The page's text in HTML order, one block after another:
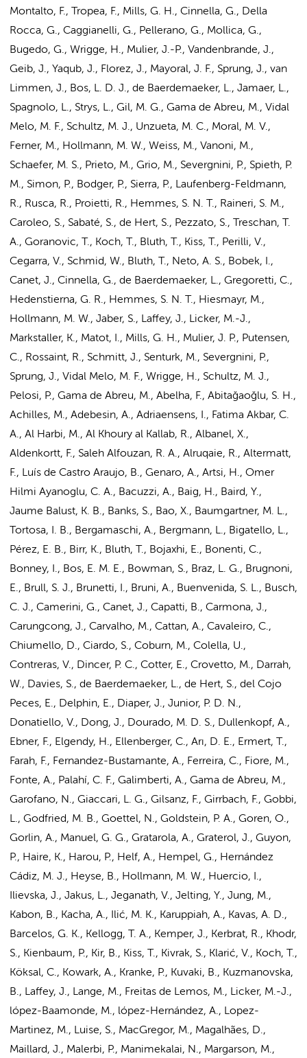
Montalto, F., Tropea, F., Mills, G. H., Cinnella, G., Della
Rocca, G., Caggianelli, G., Pellerano, G., Mollica, G.,
Bugedo, G., Wrigge, H., Mulier, J.-P., Vandenbrande, J.,
Geib, J., Yaqub, J., Florez, J., Mayoral, J. F., Sprung, J., van
Limmen, J., Bos, L. D. J., de Baerdemaeker, L., Jamaer, L.,
Spagnolo, L., Strys, L., Gil, M. G., Gama de Abreu, M., Vidal
Melo, M. F., Schultz, M. J., Unzueta, M. C., Moral, M. V.,
Ferner, M., Hollmann, M. W., Weiss, M., Vanoni, M.,
Schaefer, M. S., Prieto, M., Grio, M., Severgnini, P., Spieth, P.
M., Simon, P., Bodger, P., Sierra, P., Laufenberg-Feldmann,
R., Rusca, R., Proietti, R., Hemmes, S. N. T., Raineri, S. M.,
Caroleo, S., Sabaté, S., de Hert, S., Pezzato, S., Treschan, T.
A., Goranovic, T., Koch, T., Bluth, T., Kiss, T., Perilli, V.,
Cegarra, V., Schmid, W., Bluth, T., Neto, A. S., Bobek, I.,
Canet, J., Cinnella, G., de Baerdemaeker, L., Gregoretti, C.,
Hedenstierna, G. R., Hemmes, S. N. T., Hiesmayr, M.,
Hollmann, M. W., Jaber, S., Laffey, J., Licker, M.-J.,
Markstaller, K., Matot, I., Mills, G. H., Mulier, J. P., Putensen,
C., Rossaint, R., Schmitt, J., Senturk, M., Severgnini, P.,
Sprung, J., Vidal Melo, M. F., Wrigge, H., Schultz, M. J.,
Pelosi, P., Gama de Abreu, M., Abelha, F., Abitağaoğlu, S. H.,
Achilles, M., Adebesin, A., Adriaensens, I., Fatima Akbar, C.
A., Al Harbi, M., Al Khoury al Kallab, R., Albanel, X.,
Aldenkortt, F., Saleh Alfouzan, R. A., Alruqaie, R., Altermatt,
F., Luís de Castro Araujo, B., Genaro, A., Artsi, H., Omer
Hilmi Ayanoglu, C. A., Bacuzzi, A., Baig, H., Baird, Y.,
Jaume Balust, K. B., Banks, S., Bao, X., Baumgartner, M. L.,
Tortosa, I. B., Bergamaschi, A., Bergmann, L., Bigatello, L.,
Pérez, E. B., Birr, K., Bluth, T., Bojaxhi, E., Bonenti, C.,
Bonney, I., Bos, E. M. E., Bowman, S., Braz, L. G., Brugnoni,
E., Brull, S. J., Brunetti, I., Bruni, A., Buenvenida, S. L., Busch,
C. J., Camerini, G., Canet, J., Capatti, B., Carmona, J.,
Carungcong, J., Carvalho, M., Cattan, A., Cavaleiro, C.,
Chiumello, D., Ciardo, S., Coburn, M., Colella, U.,
Contreras, V., Dincer, P. C., Cotter, E., Crovetto, M., Darrah,
W., Davies, S., de Baerdemaeker, L., de Hert, S., del Cojo
Peces, E., Delphin, E., Diaper, J., Junior, P. D. N.,
Donatiello, V., Dong, J., Dourado, M. D. S., Dullenkopf, A.,
Ebner, F., Elgendy, H., Ellenberger, C., Arı, D. E., Ermert, T.,
Farah, F., Fernandez-Bustamante, A., Ferreira, C., Fiore, M.,
Fonte, A., Palahí, C. F., Galimberti, A., Gama de Abreu, M.,
Garofano, N., Giaccari, L. G., Gilsanz, F., Girrbach, F., Gobbi,
L., Godfried, M. B., Goettel, N., Goldstein, P. A., Goren, O.,
Gorlin, A., Manuel, G. G., Gratarola, A., Graterol, J., Guyon,
P., Haire, K., Harou, P., Helf, A., Hempel, G., Hernández
Cádiz, M. J., Heyse, B., Hollmann, M. W., Huercio, I.,
Ilievska, J., Jakus, L., Jeganath, V., Jelting, Y., Jung, M.,
Kabon, B., Kacha, A., Ilić, M. K., Karuppiah, A., Kavas, A. D.,
Barcelos, G. K., Kellogg, T. A., Kemper, J., Kerbrat, R., Khodr,
S., Kienbaum, P., Kir, B., Kiss, T., Kivrak, S., Klarić, V., Koch, T.,
Köksal, C., Kowark, A., Kranke, P., Kuvaki, B., Kuzmanovska,
B., Laffey, J., Lange, M., Freitas de Lemos, M., Licker, M.-J.,
lópez-Baamonde, M., lópez-Hernández, A., Lopez-
Martinez, M., Luise, S., MacGregor, M., Magalhães, D.,
Maillard, J., Malerbi, P., Manimekalai, N., Margarson, M.,